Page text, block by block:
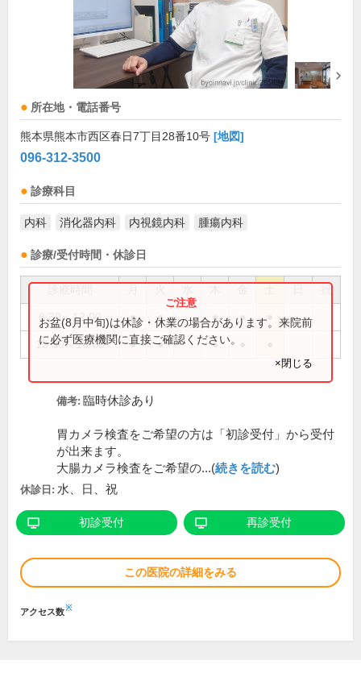
所在地・電話番号
熊本県熊本市西区春日7丁目28番10号 [地図]
096-312-3500
診療科目
内科 消化器内科 内視鏡内科 腫瘍内科
診療/受付時間・休診日
祝
8:30～12:00 ● ● ● ●
13:30～18:00 ● ● ●
お盆(8月中旬)は休診・休業の場合があります。来院前
に必ず医療機関に直接ご確認ください。
×閉じる
備考: 臨時休診あり
胃カメラ検査をご希望の方は「初診受付」から受付
が出来ます。
大腸カメラ検査をご希望の...(続きを読む)
休診日: 水、日、祝
初診受付 再診受付
この医院の詳細をみる
アクセス数※